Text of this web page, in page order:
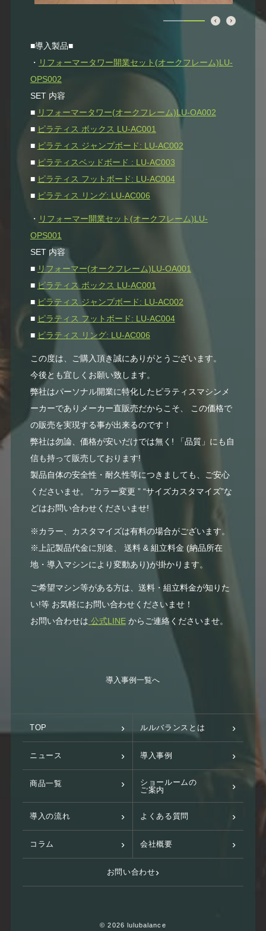
■導入製品■
・ リフォーマータワー開業セット(オークフレーム)LU-
OPS002
SET 内容
■ リフォーマータワー(オークフレーム)LU-OA002
■ ピラティス ボックス LU-AC001
■ ピラティス ジャンプボード: LU-AC002
■ ピラティスベッドボード : LU-AC003
■ ピラティス フットボード: LU-AC004
■ ピラティス リング: LU-AC006
・ リフォーマー開業セット(オークフレーム)LU-
OPS001
SET 内容
■ リフォーマー(オークフレーム)LU-OA001
■ ピラティス ボックス LU-AC001
■ ピラティス ジャンプボード: LU-AC002
■ ピラティス フットボード: LU-AC004
■ ピラティス リング: LU-AC006
この度は、ご購入頂き誠にありがとうございます。
今後とも宜しくお願い致します。
弊社はパーソナル開業に特化したピラティスマシンメ
ーカーでありメーカー直販売だからこそ、 この価格で
の販売を実現する事が出来るのです！
弊社は勿論、価格が安いだけでは無く! 「品質」にも自
信も持って販売しております!
製品自体の安全性・耐久性等につきましても、ご安心
くださいませ。 “カラー変更 ” “サイズカスタマイズ”な
どはお問い合わせくださいませ!
※カラー、カスタマイズは有料の場合がございます。
※上記製品代金に別途、 送料 & 組立料金 (納品所在
地・導入マシンにより変動あり)が掛かります。
ご希望マシン等がある方は、送料・組立料金が知りた
い!等 お気軽にお問い合わせくださいませ！
お問い合わせは 公式LINEからご連絡くださいませ。
導入事例一覧へ
TOP ルルバランスとは
ニュース 導入事例
商品一覧
ショールームの
ご案内
導入の流れ よくある質問
コラム 会社概要
お問い合わせ
© 2026 lulubalance